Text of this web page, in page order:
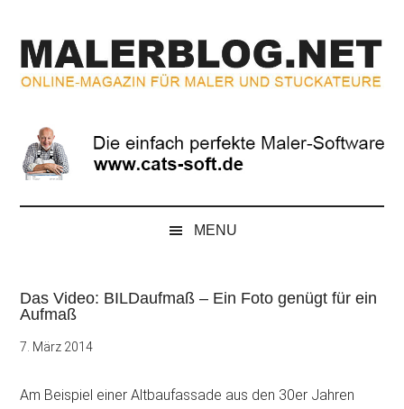
springen
secondary
menu
springen
springen
Magazin
für
Maler
und
MENU
Das Video: BILDaufmaß – Ein Foto genügt für ein
Aufmaß
7. März 2014
Am Beispiel einer Altbaufassade aus den 30er Jahren